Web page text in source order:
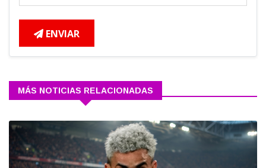
ENVIAR
MÁS NOTICIAS RELACIONADAS